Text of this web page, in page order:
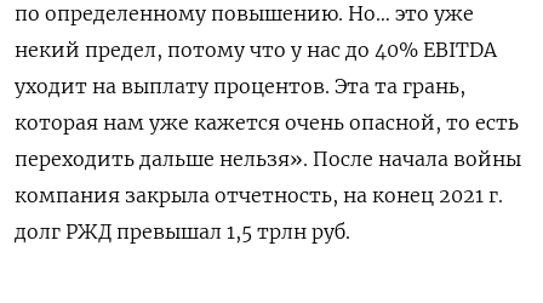
по определенному повышению. Но… это уже
некий предел, потому что у нас до 40% EBITDA
уходит на выплату процентов. Эта та грань,
которая нам уже кажется очень опасной, то есть
переходить дальше нельзя». После начала войны
компания закрыла отчетность, на конец 2021 г.
долг РЖД превышал 1,5 трлн руб.